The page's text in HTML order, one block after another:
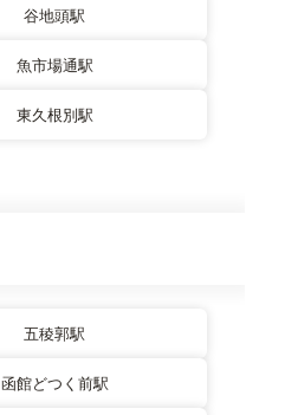
谷地頭駅
魚市場通駅
東久根別駅
五稜郭駅
函館どつく前駅